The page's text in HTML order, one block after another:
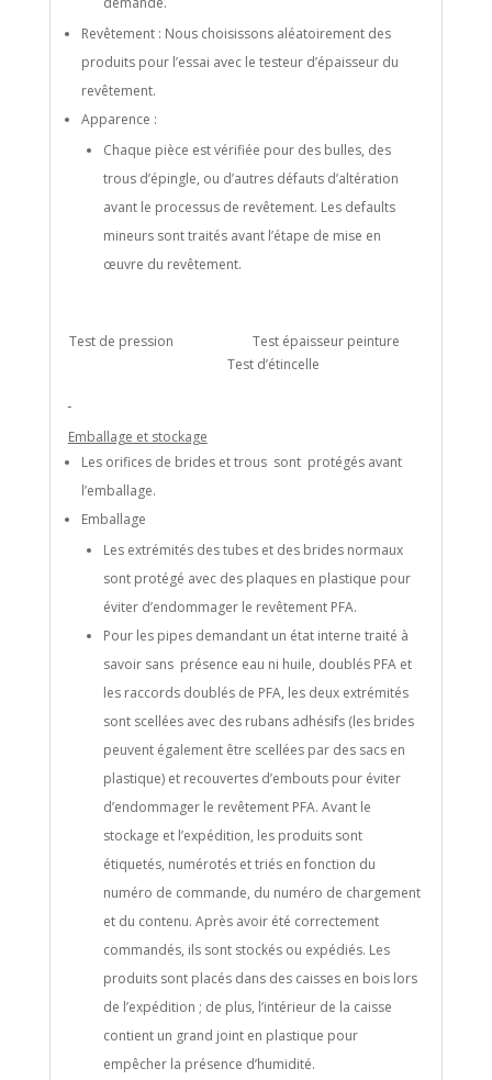
Revêtement : Nous choisissons aléatoirement des
produits pour l’essai avec le testeur d’épaisseur du
revêtement.
Apparence :
Chaque pièce est vérifiée pour des bulles, des
trous d’épingle, ou d’autres défauts d’altération
avant le processus de revêtement. Les defaults
mineurs sont traités avant l’étape de mise en
œuvre du revêtement.
Test de pression Test épaisseur peinture
Test d’étincelle
Emballage et stockage
Les orifices de brides et trous sont protégés avant
l’emballage.
Emballage
Les extrémités des tubes et des brides normaux
sont protégé avec des plaques en plastique pour
éviter d’endommager le revêtement PFA.
Pour les pipes demandant un état interne traité à
savoir sans présence eau ni huile, doublés PFA et
les raccords doublés de PFA, les deux extrémités
sont scellées avec des rubans adhésifs (les brides
peuvent également être scellées par des sacs en
plastique) et recouvertes d’embouts pour éviter
d’endommager le revêtement PFA. Avant le
stockage et l’expédition, les produits sont
étiquetés, numérotés et triés en fonction du
numéro de commande, du numéro de chargement
et du contenu. Après avoir été correctement
commandés, ils sont stockés ou expédiés. Les
produits sont placés dans des caisses en bois lors
de l’expédition ; de plus, l’intérieur de la caisse
contient un grand joint en plastique pour
empêcher la présence d’humidité.